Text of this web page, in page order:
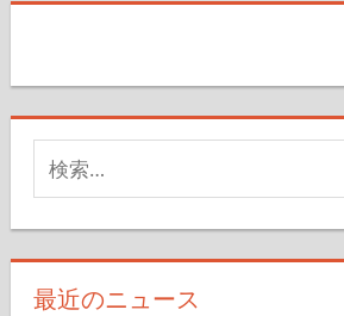
索
対
象:
最近のニュース